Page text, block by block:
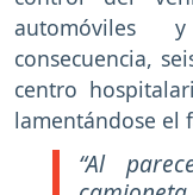
automóviles
consecuencia,
centro
lamentándose el
“Al